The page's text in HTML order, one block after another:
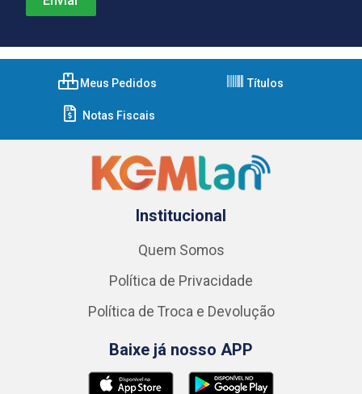
Meus Pedidos Títulos
Notas Fiscais
Institucional
Quem Somos
Política de Privacidade
Política de Troca e Devolução
Baixe já nosso APP